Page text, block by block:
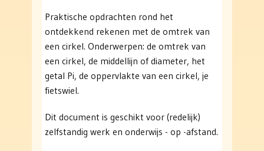
Praktische opdrachten rond het
ontdekkend rekenen met de omtrek van
een cirkel. Onderwerpen: de omtrek van
een cirkel, de middellijn of diameter, het
getal Pi, de oppervlakte van een cirkel, je
fietswiel.
Dit document is geschikt voor (redelijk)
zelfstandig werk en onderwijs - op -afstand.